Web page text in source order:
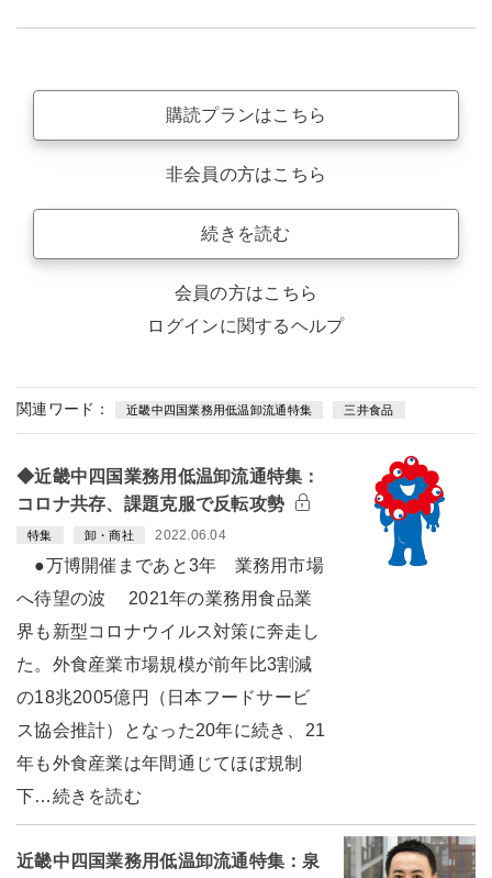
購読プランはこちら
非会員の方はこちら
続きを読む
会員の方はこちら
ログインに関するヘルプ
関連ワード： 近畿中四国業務用低温卸流通特集 三井食品
◆近畿中四国業務用低温卸流通特集：
コロナ共存、課題克服で反転攻勢
特集 卸・商社 2022.06.04
●万博開催まであと3年 業務用市場
へ待望の波 2021年の業務用食品業
界も新型コロナウイルス対策に奔走し
た。外食産業市場規模が前年比3割減
の18兆2005億円（日本フードサービ
ス協会推計）となった20年に続き、21
年も外食産業は年間通じてほぼ規制
下…続きを読む
近畿中四国業務用低温卸流通特集：泉